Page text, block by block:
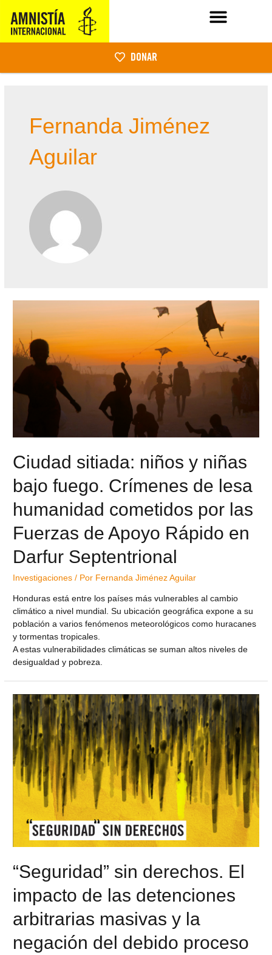
DONAR
Fernanda Jiménez
Aguilar
Ciudad sitiada: niños y niñas
bajo fuego. Crímenes de lesa
humanidad cometidos por las
Fuerzas de Apoyo Rápido en
Darfur Septentrional
Investigaciones / Por Fernanda Jiménez Aguilar
Honduras está entre los países más vulnerables al cambio
climático a nivel mundial. Su ubicación geográfica expone a su
población a varios fenómenos meteorológicos como huracanes
y tormentas tropicales.
A estas vulnerabilidades climáticas se suman altos niveles de
desigualdad y pobreza.
“Seguridad” sin derechos. El
impacto de las detenciones
arbitrarias masivas y la
negación del debido proceso